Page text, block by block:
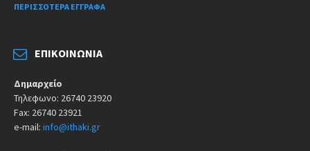
ΠΕΡΙΣΣΌΤΕΡΑ ΈΓΓΡΑΦΑ
ΕΠΙΚΟΙΝΩΝΊΑ
Δημαρχείο
Τηλεφωνο: 26740 23920
Fax: 26740 23921
e-mail: info@ithaki.gr